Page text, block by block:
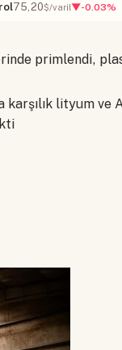
75,20$/varil▼-0.03%
primlendi,
karşılık lityum